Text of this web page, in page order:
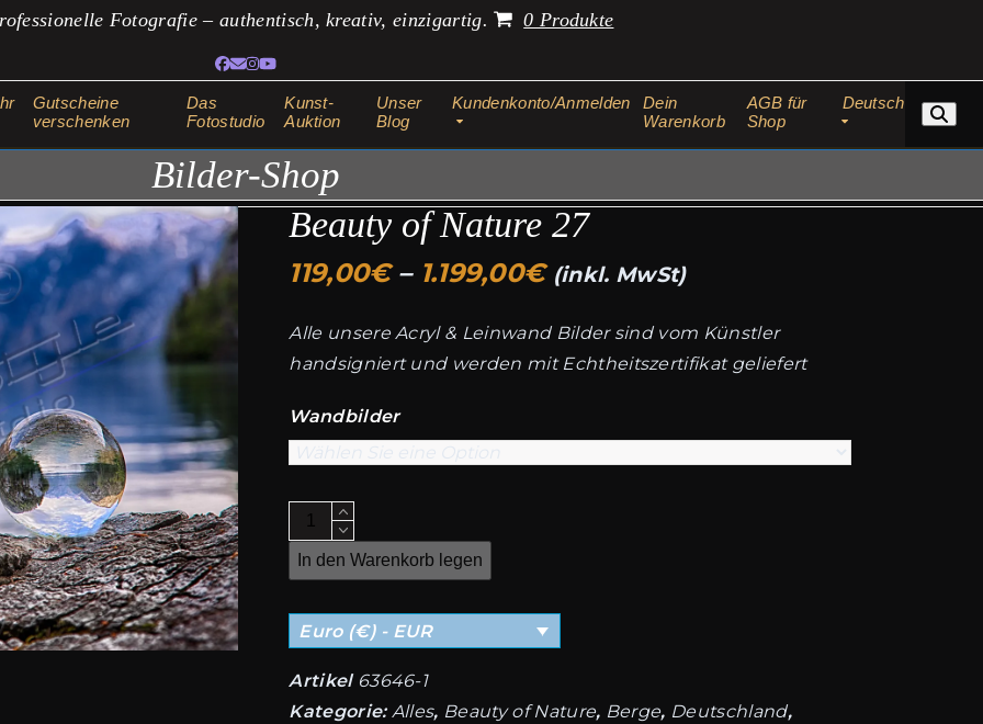
Fotografie – authentisch, kreativ, einzigartig. 0 Produkte
Facebook
E-
Mail
Instagram
YouTube
Gutscheine
verschenken
Das
Fotostudio
Kunst-
Auktion
Unser
Blog
Kundenkonto/Anmelden
Dein
Warenkorb
AGB für
Shop
Deutsch
Bilder-Shop
Beauty of Nature 27
119,00€ – 1.199,00€Preisspanne:
119,00€
bis
(inkl. MwSt)
Alle unsere Acryl & Leinwand Bilder sind vom Künstler
handsigniert und werden mit Echtheitszertifikat geliefert
Wandbilder
Beauty
of
Nature
Anzahl
In den Warenkorb legen
Euro (€) - EUR
Artikel 63646-1
Kategorie: Alles, Beauty of Nature, Berge, Deutschland,